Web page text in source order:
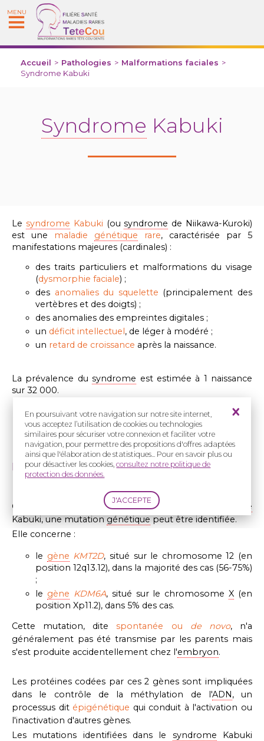
En poursuivant votre navigation sur notre site internet,
vous acceptez l’utilisation de cookies ou technologies
similaires pour sécuriser votre connexion et faciliter votre
navigation, pour permettre des propositions d'offres adaptées
ainsi que l'élaboration de statistiques... Pour en savoir plus ou
pour désactiver les cookies,consultez notre politique de
protection des données.
MENU
Accueil > Pathologies > Malformations faciales >
Syndrome Kabuki
Syndrome Kabuki
Le syndrome Kabuki (ousyndrome de Niikawa-Kuroki)
est une maladie génétique rare, caractérisée par 5
manifestations majeures (cardinales) :
des traits particuliers et malformations du visage
(dysmorphie faciale) ;
des anomalies du squelette (principalement des
vertèbres et des doigts) ;
des anomalies des empreintes digitales ;
un déficit intellectuel, de léger à modéré ;
un retard de croissance après la naissance.
La prévalence dusyndrome est estimée à 1 naissance
sur 32 000.
La cause
Chez 70% des personnes atteintes du
syndrome
Kabuki, une mutation génétique peut être identifiée.
Elle concerne :
le gène KMT2D, situé sur le chromosome 12 (en
position 12q13.12), dans la majorité des cas (56-75%)
;
le gène KDM6A, situé sur le chromosomeX (en
position Xp11.2), dans 5% des cas.
Cette mutation, ditespontanée ou de novo, n'a
généralement pas été transmise par les parents mais
s'est produite accidentellement chez l'embryon.
Les protéines codées par ces 2 gènes sont impliquées
dans le contrôle de la méthylation de l'ADN, un
processus dit épigénétique qui conduit à l'activation ou
l'inactivation d'autres gènes.
Les mutations identifiées dans le syndrome Kabuki